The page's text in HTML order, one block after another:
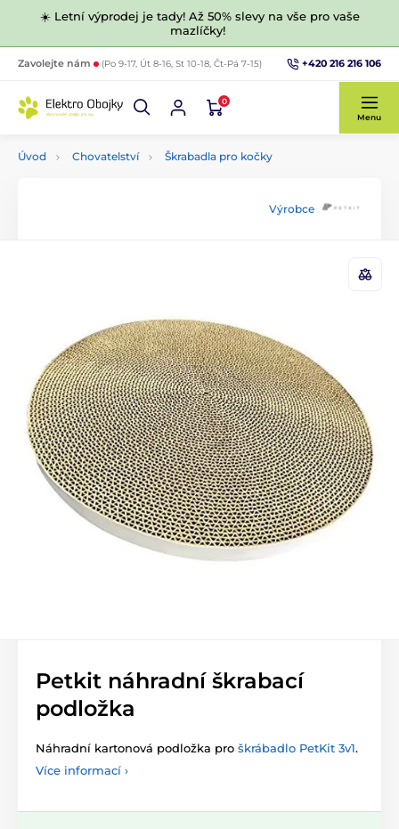
☀️ Letní výprodej je tady! Až 50% slevy na vše pro vaše
mazlíčky!
Zavolejte nám (Po 9-17, Út 8-16, St 10-18, Čt-Pá 7-15) +420 216 216 106
0
Menu
Úvod Chovatelství Škrabadla pro kočky
Výrobce
Petkit náhradní škrabací
podložka
Náhradní kartonová podložka pro škrábadlo PetKit 3v1.
Více informací ›